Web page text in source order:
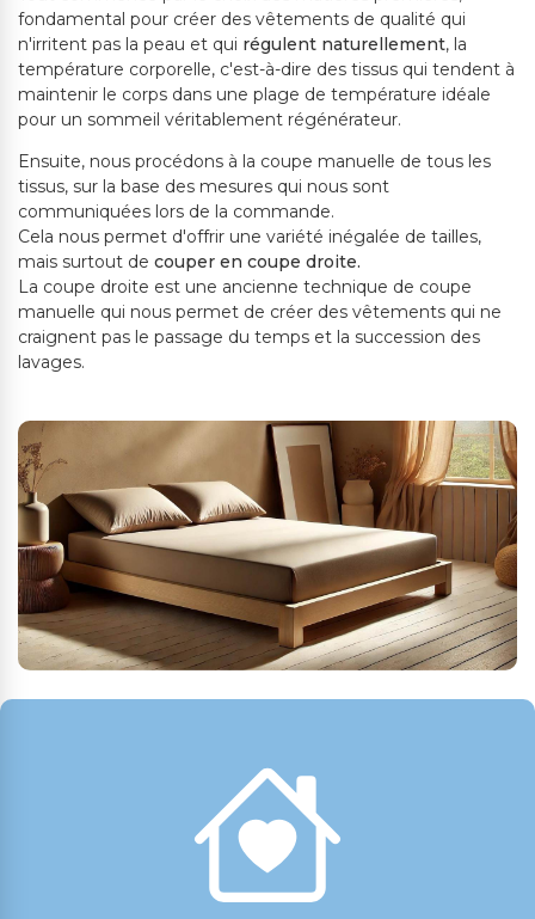
fondamental pour créer des vêtements de qualité qui
n'irritent pas la peau et qui régulent naturellement, la
température corporelle, c'est-à-dire des tissus qui tendent à
maintenir le corps dans une plage de température idéale
pour un sommeil véritablement régénérateur.
Ensuite, nous procédons à la coupe manuelle de tous les
tissus, sur la base des mesures qui nous sont
communiquées lors de la commande.
Cela nous permet d'offrir une variété inégalée de tailles,
mais surtout de couper en coupe droite.
La coupe droite est une ancienne technique de coupe
manuelle qui nous permet de créer des vêtements qui ne
craignent pas le passage du temps et la succession des
lavages.